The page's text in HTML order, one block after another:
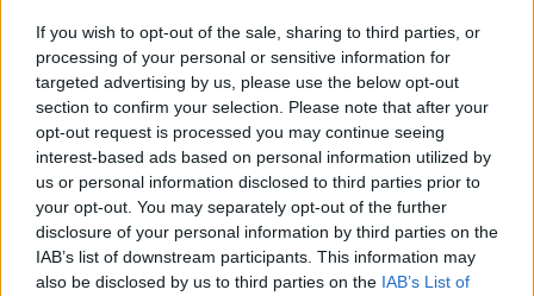
If you wish to opt-out of the sale, sharing to third parties, or
processing of your personal or sensitive information for
targeted advertising by us, please use the below opt-out
section to confirm your selection. Please note that after your
opt-out request is processed you may continue seeing
interest-based ads based on personal information utilized by
us or personal information disclosed to third parties prior to
your opt-out. You may separately opt-out of the further
disclosure of your personal information by third parties on the
IAB’s list of downstream participants. This information may
also be disclosed by us to third parties on the IAB’s List of
ΠΟΛΙΤΙΣΜΟΣ 02/11/2012 00:45
Ανοίγει για το κοινό η αίθουσα της έκθεσης των
μινωικών τοιχογραφιών του Αρχαιολογικού
Μουσείου Ηρακλείου